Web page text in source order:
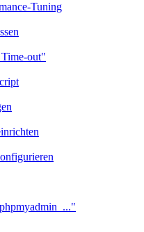
Tuning
out"